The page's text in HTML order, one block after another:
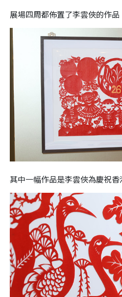
展場四周都佈置了李雲俠的作品
其中一幅作品是李雲俠為慶祝